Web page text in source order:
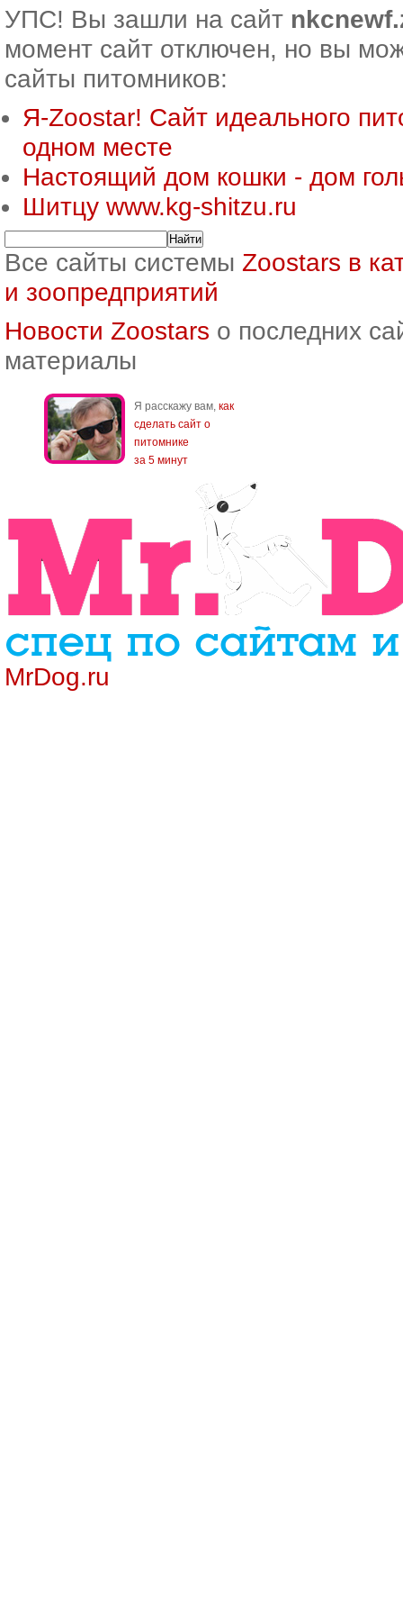
УПС! Вы зашли на сайт
момент сайт отключен, но вы
сайты питомников:
Я-Zoostar! Сайт идеального
одном месте
Настоящий дом кошки - дом
Шитцу www.kg-shitzu.ru
Все сайты системы Zoostars в
и зоопредприятий
Новости Zoostars о последних
материалы
Я расскажу вам, как
сделать сайт о
питомнике
за 5 минут
MrDog.ru